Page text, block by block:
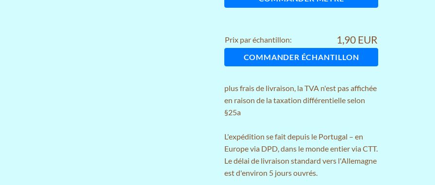
Prix par échantillon: 1,90 EUR
COMMANDER ÉCHANTILLON
plusfrais de livraison, la TVA n'est pas affichée
en raison de la taxation différentielle selon
§25a
L'expédition se fait depuis le Portugal – en
Europe via DPD, dans le monde entier via CTT.
Le délai de livraison standard vers l'Allemagne
est d'environ 5 jours ouvrés.